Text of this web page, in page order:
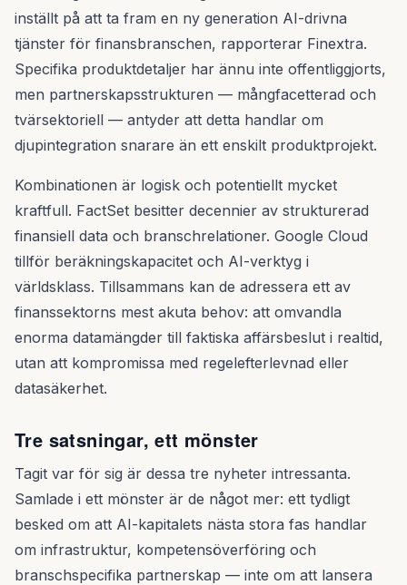
inställt på att ta fram en ny generation AI-drivna
tjänster för finansbranschen, rapporterar Finextra.
Specifika produktdetaljer har ännu inte offentliggjorts,
men partnerskapsstrukturen — mångfacetterad och
tvärsektoriell — antyder att detta handlar om
djupintegration snarare än ett enskilt produktprojekt.
Kombinationen är logisk och potentiellt mycket
kraftfull. FactSet besitter decennier av strukturerad
finansiell data och branschrelationer. Google Cloud
tillför beräkningskapacitet och AI-verktyg i
världsklass. Tillsammans kan de adressera ett av
finanssektorns mest akuta behov: att omvandla
enorma datamängder till faktiska affärsbeslut i realtid,
utan att kompromissa med regelefterlevnad eller
datasäkerhet.
Tre satsningar, ett mönster
Tagit var för sig är dessa tre nyheter intressanta.
Samlade i ett mönster är de något mer: ett tydligt
besked om att AI-kapitalets nästa stora fas handlar
om infrastruktur, kompetensöverföring och
branschspecifika partnerskap — inte om att lansera